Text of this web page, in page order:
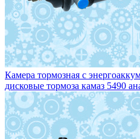
Камера тормозная с
дисковые тормоза камаз 5490